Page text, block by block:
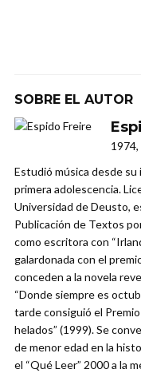
SOBRE EL AUTOR
1974,
Estudió música desde
primera adolescencia.
Universidad de Deusto,
Publicación de Textos
como escritora con
galardonada con el
conceden a la novela
“Donde siempre es
tarde consiguió el
helados” (1999). Se
de menor edad en la
el “Qué Leer” 2000 a la